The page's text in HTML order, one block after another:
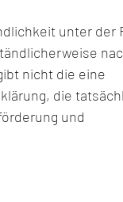
unter der
nicht die eine
die
und